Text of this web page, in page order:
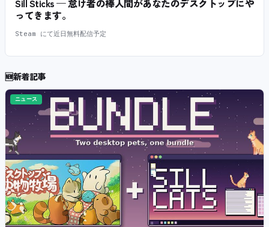
Sill Sticks — 怠け者の棒人間があなたのデスクトップにや
ってきます。
Steam にて近日無料配信予定
🆕新着記事
ニュース